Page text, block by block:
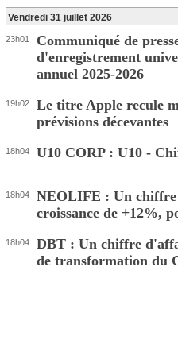
Vendredi 31 juillet 2026
23h01
Communiqué de
d'enregistrement
annuel 2025-2026
19h02
Le titre Apple recule
prévisions décevantes
18h04 U10 CORP : U10 -
18h04
NEOLIFE : Un chiffre
croissance de +12%,
18h04
DBT : Un chiffre
de transformation du